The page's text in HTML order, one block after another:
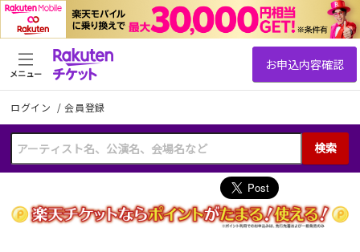
ログイン /会員登録
検索
メニュー